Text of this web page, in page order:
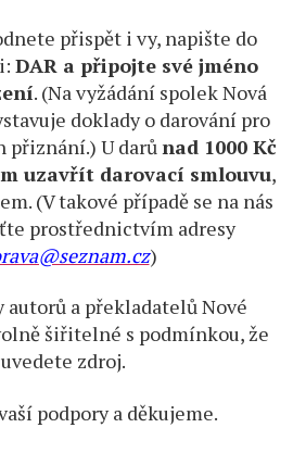
přispět i vy, napište do
DAR a připojte své jméno
. (Na vyžádání spolek Nová
doklady o darování pro
přiznání.) U darů nad 1000 Kč
uzavřít darovací smlouvu,
(V takové případě se na nás
prostřednictvím adresy
)
autorů a překladatelů Nové
šiřitelné s podmínkou, že
uvedete zdroj.
podpory a děkujeme.